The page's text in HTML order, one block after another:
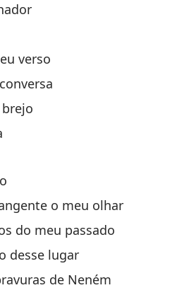
verso
o meu olhar
do meu passado
desse lugar
de Neném